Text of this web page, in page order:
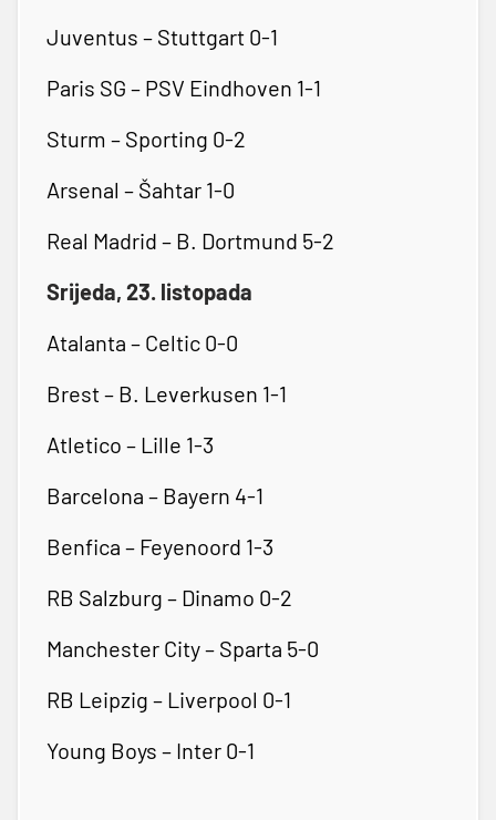
Juventus – Stuttgart 0-1
Paris SG – PSV Eindhoven 1-1
Sturm – Sporting 0-2
Arsenal – Šahtar 1-0
Real Madrid – B. Dortmund 5-2
Srijeda, 23. listopada
Atalanta – Celtic 0-0
Brest – B. Leverkusen 1-1
Atletico – Lille 1-3
Barcelona – Bayern 4-1
Benfica – Feyenoord 1-3
RB Salzburg – Dinamo 0-2
Manchester City – Sparta 5-0
RB Leipzig – Liverpool 0-1
Young Boys – Inter 0-1